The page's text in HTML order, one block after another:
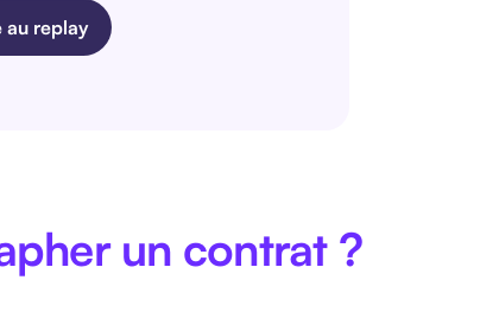
replay
un contrat ?